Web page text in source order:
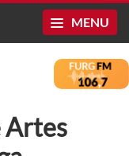
MENU
Artes